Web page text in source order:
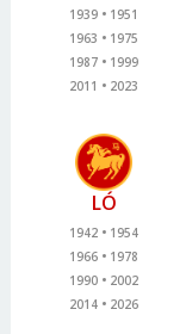
1939
1951
1963
1975
1987
1999
2011
2023
LÓ
1942
1954
1966
1978
1990
2002
2014
2026